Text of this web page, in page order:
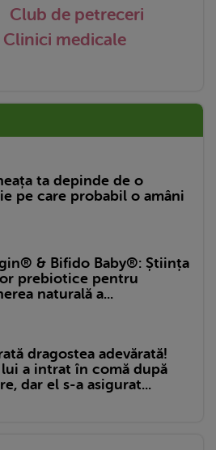
Club de petreceri
Clinici medicale
ta depinde de o
pe care probabil o amâni
& Bifido Baby®: Știința
prebiotice pentru
naturală a...
dragostea adevărată!
lui a intrat în comă după
dar el s-a asigurat...